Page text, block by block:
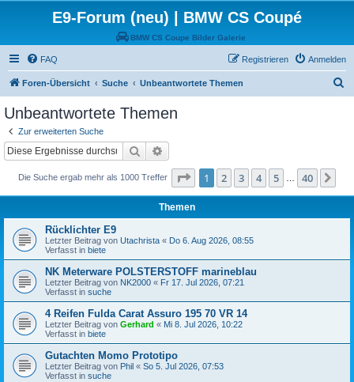
E9-Forum (neu) | BMW CS Coupé
BMW CS Coupe Bilder Galerie
FAQ Anmelden
Registrieren
Foren-Übersicht Suche Unbeantwortete Themen
Unbeantwortete Themen
Zur erweiterten Suche
Suche
Die Suche ergab mehr als 1000 Treffer Seite 1von 40
1 2 3 4 5 40
Themen
Rücklichter E9
Letzter Beitrag von Utachrista « Do 6. Aug 2026, 08:55
Verfasst in biete
NK Meterware POLSTERSTOFF marineblau
Letzter Beitrag von NK2000 « Fr 17. Jul 2026, 07:21
Verfasst in suche
4 Reifen Fulda Carat Assuro 195 70 VR 14
Letzter Beitrag von Gerhard « Mi 8. Jul 2026, 10:22
Verfasst in biete
Gutachten Momo Prototipo
Letzter Beitrag von Phil « So 5. Jul 2026, 07:53
Verfasst in suche